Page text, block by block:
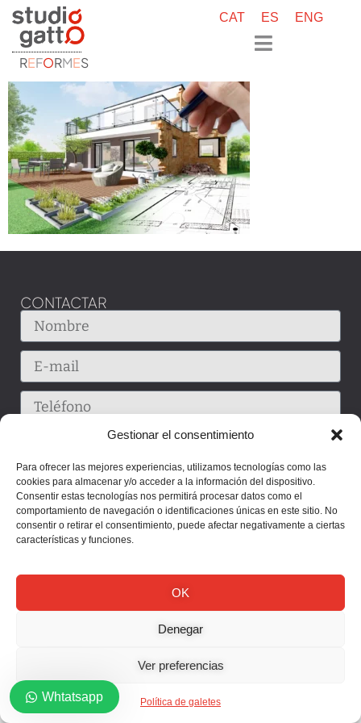
Gestionar el consentimiento
Para ofrecer las mejores experiencias, utilizamos tecnologías como las
cookies para almacenar y/o acceder a la información del dispositivo.
Consentir estas tecnologías nos permitirá procesar datos como el
comportamiento de navegación o identificaciones únicas en este sitio. No
consentir o retirar el consentimiento, puede afectar negativamente a ciertas
características y funciones.
OK
Denegar
Ver preferencias
Política de galetes
REFORMES
CAT ES ENG
CONTACTAR
Whtatsapp